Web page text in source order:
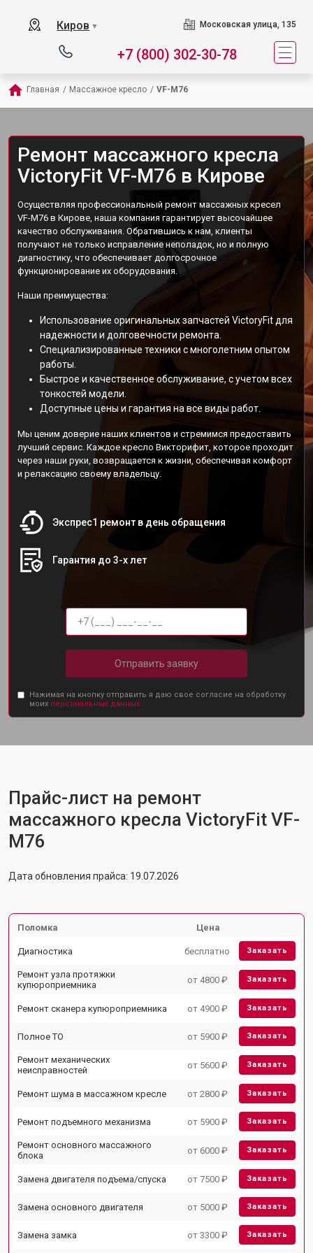
Киров ▼ Московская улица, 135
+7 (800) 302-30-78
Главная / Массажное кресло / VF-M76
Ремонт массажного кресла
VictoryFit VF-M76 в Кирове
Осуществляя профессиональный ремонт массажных кресел
VF-M76 в Кирове, наша компания гарантирует высочайшее
качество обслуживания. Обратившись к нам, клиенты
получают не только исправление неполадок, но и полную
диагностику, что обеспечивает долгосрочное
функционирование их оборудования.
Наши преимущества:
Использование оригинальных запчастей VictoryFit для
надежности и долговечности ремонта.
Специализированные техники с многолетним опытом
работы.
Быстрое и качественное обслуживание, с учетом всех
тонкостей модели.
Доступные цены и гарантия на все виды работ.
Мы ценим доверие наших клиентов и стремимся предоставить
лучший сервис. Каждое кресло Викторифит, которое проходит
через наши руки, возвращается к жизни, обеспечивая комфорт
и релаксацию своему владельцу.
Экспрес1 ремонт в день обращения
Гарантия до 3-х лет
Отправить заявку
Нажимая на кнопку отправить я даю свое согласие на обработку
моих персональных данных.
Прайс-лист на ремонт
массажного кресла VictoryFit VF-
M76
Дата обновления прайса: 19.07.2026
Поломка Цена
Диагностика бесплатно Заказать
Ремонт узла протяжки
купюроприемника
от 4800 ₽ Заказать
Ремонт сканера купюроприемника от 4900 ₽ Заказать
Полное ТО от 5900 ₽ Заказать
Ремонт механических
неисправностей
от 5600 ₽ Заказать
Ремонт шума в массажном кресле от 2800 ₽ Заказать
Ремонт подъемного механизма от 5900 ₽ Заказать
Ремонт основного массажного
блока
от 6000 ₽ Заказать
Замена двигателя подъема/спуска от 7500 ₽ Заказать
Замена основного двигателя от 5000 ₽ Заказать
Замена замка от 3300 ₽ Заказать